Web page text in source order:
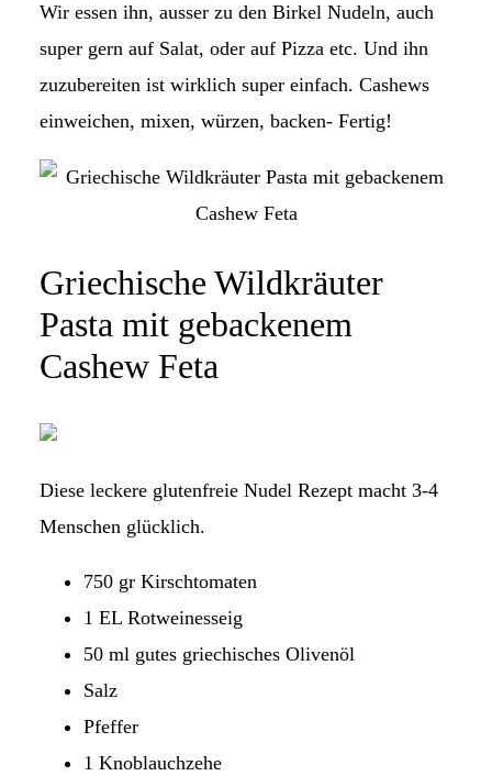
Wir essen ihn, ausser zu den Birkel Nudeln, auch
super gern auf Salat, oder auf Pizza etc. Und ihn
zuzubereiten ist wirklich super einfach. Cashews
einweichen, mixen, würzen, backen- Fertig!
Griechische Wildkräuter
Pasta mit gebackenem
Cashew Feta
Diese leckere glutenfreie Nudel Rezept macht 3-4
Menschen glücklich.
750 gr Kirschtomaten
1 EL Rotweinesseig
50 ml gutes griechisches Olivenöl
Salz
Pfeffer
1 Knoblauchzehe